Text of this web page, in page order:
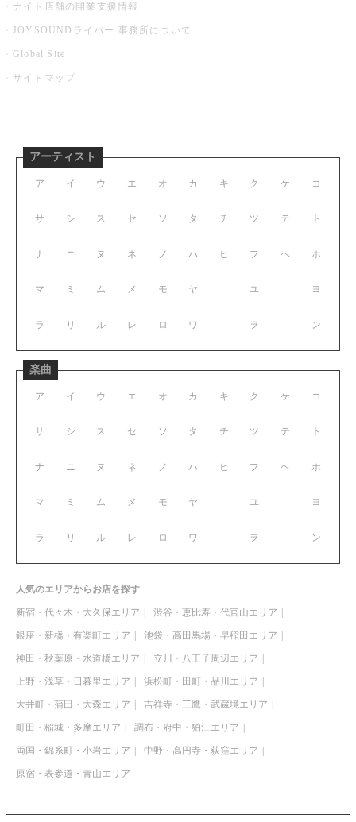
ナイト店舗の開業支援情報
JOYSOUNDライバー 事務所について
Global Site
サイトマップ
アーティスト
ア イ ウ エ オ
サ シ ス セ ソ
ナ ニ ヌ ネ ノ
マ ミ ム メ モ
ラ リ ル レ ロ
カ キ ク ケ コ
タ チ ツ テ ト
ハ ヒ フ ヘ ホ
ヤ ユ ヨ
ワ ヲ ン
楽曲
ア イ ウ エ オ
サ シ ス セ ソ
ナ ニ ヌ ネ ノ
マ ミ ム メ モ
ラ リ ル レ ロ
カ キ ク ケ コ
タ チ ツ テ ト
ハ ヒ フ ヘ ホ
ヤ ユ ヨ
ワ ヲ ン
人気のエリアからお店を探す
新宿・代々木・大久保エリア 渋谷・恵比寿・代官山エリア
銀座・新橋・有楽町エリア 池袋・高田馬場・早稲田エリア
神田・秋葉原・水道橋エリア 立川・八王子周辺エリア
上野・浅草・日暮里エリア 浜松町・田町・品川エリア
大井町・蒲田・大森エリア 吉祥寺・三鷹・武蔵境エリア
町田・稲城・多摩エリア 調布・府中・狛江エリア
両国・錦糸町・小岩エリア 中野・高円寺・荻窪エリア
原宿・表参道・青山エリア